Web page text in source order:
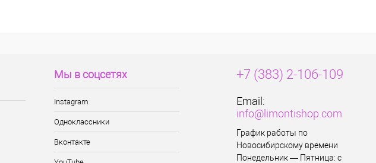
Мы в соцсетях
Instagram
Одноклассники
Вконтакте
+7 (383) 2-106-109
Email:
info@limontishop.com
График работы по
Новосибирскому времени
Понедельник — Пятница: с